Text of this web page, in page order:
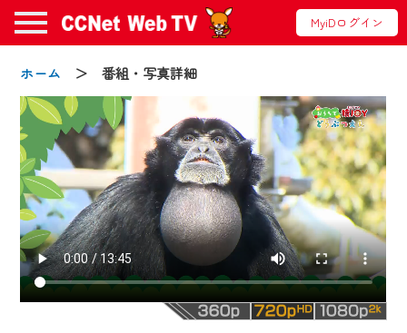
MyiDログイン
ホーム ＞ 番組・写真詳細
お知らせ
2024/09/02
動画配信サービス『CCNet Web TV』は2024
年9月24日からリニューアルします！